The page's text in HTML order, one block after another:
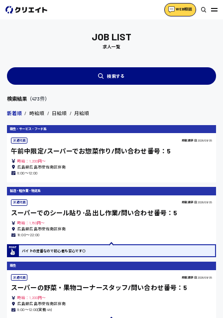
WEB相談
製造・軽作業・物流系
組立、加工
ピッキング・仕分け
軽作業
フォークリフト
介護・医療系
広島市中区
広島市東区
時給1200円～
JOB LIST
求人一覧
検索する
検索結果（473件）
新着順 時給順 日給順 月給順
販売・サービス・フード系
派遣社員 掲載更新日 2026/08/05
午前中限定/スーパーでお惣菜作り/問い合わせ番号：5
時給：1,200円～
広島県広島市安佐南区伴南
8:00〜12:00
製造・軽作業・物流系
派遣社員 掲載更新日 2026/08/05
スーパーでのシール貼り･品出し作業/問い合わせ番号：5
時給：1,150円～
広島県広島市安佐南区伴南
18:00〜22:00
バイトの定番なので初心者も安心です◎
販売
派遣社員 掲載更新日 2026/08/05
スーパーの野菜・果物コーナースタッフ/問い合わせ番号：5
時給：1,200円～
広島県広島市安佐南区伴南
8:00〜12:00(実働4h)